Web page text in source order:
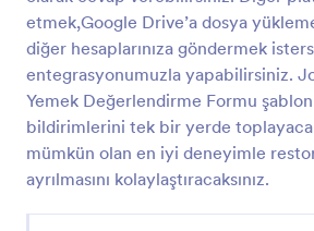
etmek,Google Drive’a dosya
diğer hesaplarınıza göndermek
entegrasyonumuzla yapabilirsiniz.
Yemek Değerlendirme Formu
bildirimlerini tek bir yerde
mümkün olan en iyi deneyimle
ayrılmasını kolaylaştıracaksınız.
İnternet Sitesi Geribildirim
İnternet sitesi geribildirim anketi
Go to Category:
İş Formları